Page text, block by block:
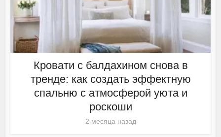
Кровати с балдахином снова в
тренде: как создать эффектную
спальню с атмосферой уюта и
роскоши
2 месяца назад